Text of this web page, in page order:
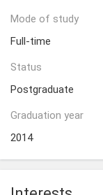
Mode of study
Full-time
Status
Postgraduate
Graduation year
2014